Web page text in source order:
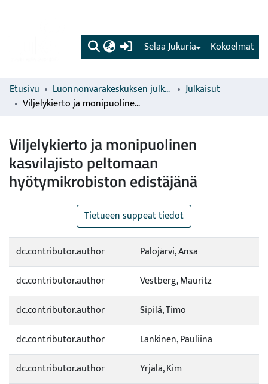
(current) Kokoelmat
Selaa Jukuria
Etusivu Luonnonvarakeskuksen julkaisut
Julkaisut
Viljelykierto ja monipuolinen kasvilajisto peltomaan hyötymikrobiston edistäjänä
Viljelykierto ja monipuolinen
kasvilajisto peltomaan
hyötymikrobiston edistäjänä
Tietueen suppeat tiedot
dc.contributor.author
Palojärvi, Ansa
dc.contributor.author
Vestberg, Mauritz
dc.contributor.author
Sipilä, Timo
dc.contributor.author
Lankinen, Pauliina
dc.contributor.author
Yrjälä, Kim